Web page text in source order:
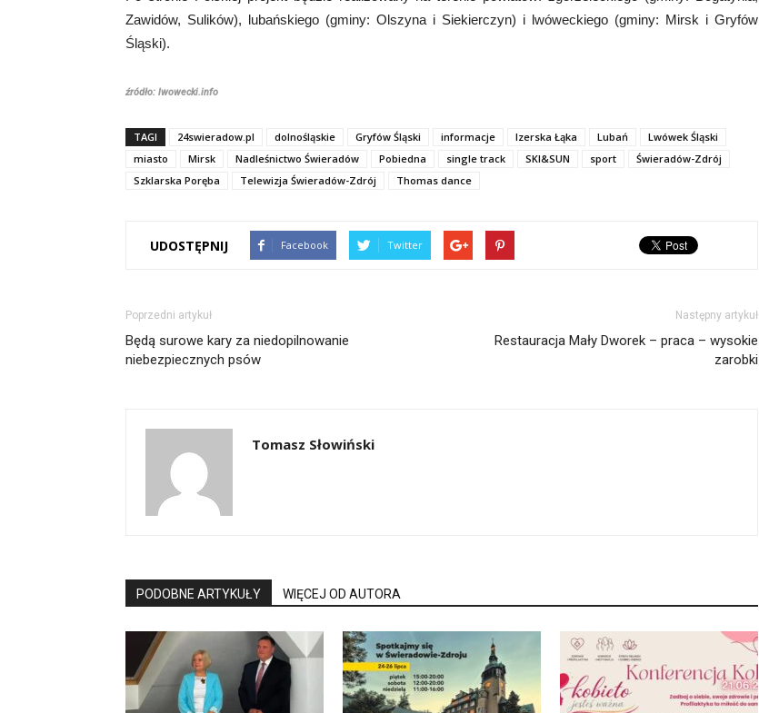
Zawidów, Sulików), lubańskiego (gminy: Olszyna i Siekierczyn) i lwóweckiego (gminy: Mirsk i Gryfów
Śląski).
źródło: lwowecki.info
TAGI 24swieradow.pl dolnośląskie Gryfów Śląski informacje Izerska Łąka Lubań
Lwówek Śląski
miasto
Mirsk Nadleśnictwo Świeradów Pobiedna single track SKI&SUN sport
Świeradów-Zdrój
Szklarska Poręba
Telewizja Świeradów-Zdrój Thomas dance
UDOSTĘPNIJ Facebook Twitter
Poprzedni artykuł
Będą surowe kary za niedopilnowanie
niebezpiecznych psów
Następny artykuł
Restauracja Mały Dworek – praca – wysokie
zarobki
Tomasz Słowiński
PODOBNE ARTYKUŁY WIĘCEJ OD AUTORA